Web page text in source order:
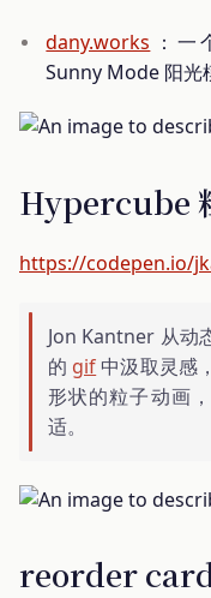
dany.works ：
Sunny Mode 阳光
Hypercube
https://codepen.io/
Jon Kantner 从动
的 gif 中汲取灵感
形状的粒子动画
适。
reorder